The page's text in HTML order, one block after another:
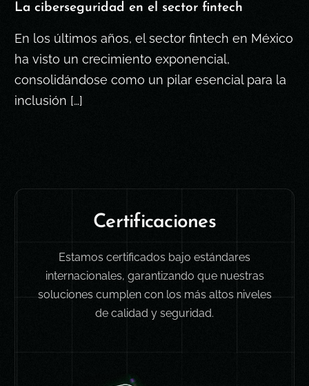
La ciberseguridad en el sector fintech
En los últimos años, el sector fintech en México
ha visto un crecimiento exponencial,
consolidándose como un pilar esencial para la
inclusión […]
Certificaciones
Estamos certificados bajo estándares
internacionales, garantizando que nuestras
soluciones cumplen con los más altos niveles
de calidad y seguridad.